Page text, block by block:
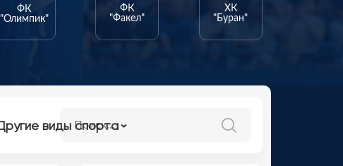
ФК
"Олимпик"
ФК
"Факел"
ХК
"Буран"
виды спорта